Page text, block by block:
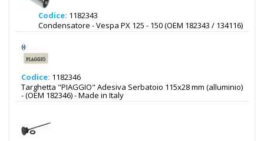
Codice: 1182343
Condensatore - Vespa PX 125 - 150 (OEM 182343 / 134116)
Codice: 1182346
Targhetta "PIAGGIO" Adesiva Serbatoio 115x28 mm (alluminio)
- (OEM 182346) - Made in Italy